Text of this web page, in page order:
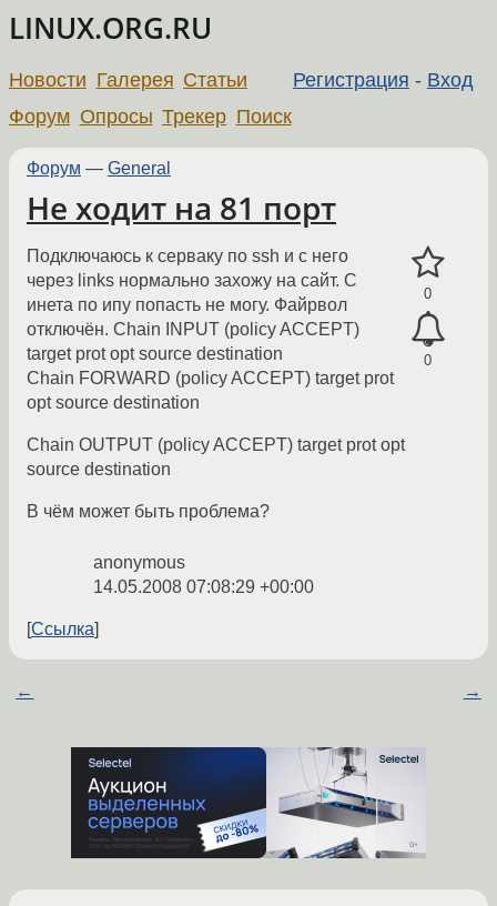
LINUX.ORG.RU
Регистрация - Вход
Новости Галерея Статьи
Форум Опросы Трекер Поиск
Форум — General
Не ходит на 81 порт
0
0
Подключаюсь к серваку по ssh и с него
через links нормально захожу на сайт. С
инета по ипу попасть не могу. Файрвол
отключён. Chain INPUT (policy ACCEPT)
target prot opt source destination
Chain FORWARD (policy ACCEPT) target prot
opt source destination
Chain OUTPUT (policy ACCEPT) target prot opt
source destination
В чём может быть проблема?
anonymous
14.05.2008 07:08:29 +00:00
Ссылка
← →